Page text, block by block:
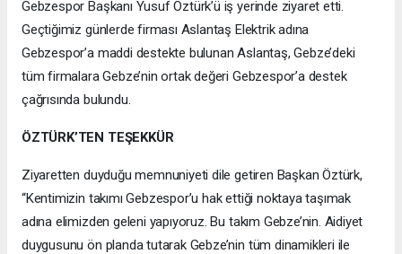
Gebzespor Başkanı Yusuf Öztürk’ü iş yerinde ziyaret etti.
Geçtiğimiz günlerde firması Aslantaş Elektrik adına
Gebzespor’a maddi destekte bulunan Aslantaş, Gebze’deki
tüm firmalara Gebze’nin ortak değeri Gebzespor’a destek
çağrısında bulundu.
ÖZTÜRK’TEN TEŞEKKÜR
Ziyaretten duyduğu memnuniyeti dile getiren Başkan Öztürk,
“Kentimizin takımı Gebzespor’u hak ettiği noktaya taşımak
adına elimizden geleni yapıyoruz. Bu takım Gebze’nin. Aidiyet
duygusunu ön planda tutarak Gebze’nin tüm dinamikleri ile